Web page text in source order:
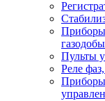
Приборы
Пульты
Реле
Приборы